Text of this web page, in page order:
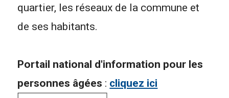
quartier, les réseaux de la commune et
de ses habitants.
Portail national d'information pour les
personnes âgées : cliquez ici